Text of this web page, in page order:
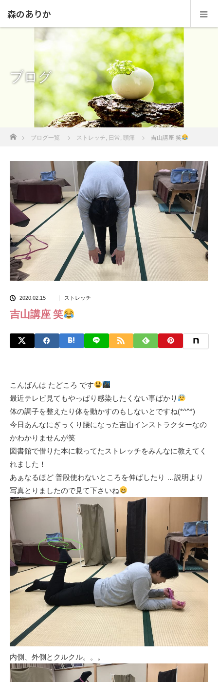
森のありか
ブログ
ブログ一覧 ストレッチ 日常 頭痛 吉山講座 笑
2020.02.15 ストレッチ
吉山講座 笑
こんばんは たどころ です
最近テレビ見てもやっぱり感染したくない事ばかり
体の調子を整えたり体を動かすのもしないとですね(*^^*)
今日あんなにぎっくり腰になった吉山インストラクターなの
かわかりませんが笑
図書館で借りた本に載ってたストレッチをみんなに教えてく
れました！
あぁなるほど 普段使わないところを伸ばしたり …説明より
写真とりましたので見て下さいね
内側、外側とクルクル。。。